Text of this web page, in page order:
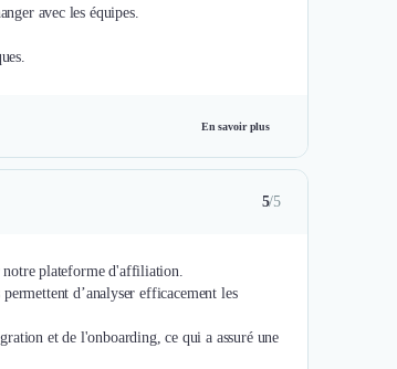
avec les équipes.
En savoir plus
5/5
notre plateforme d'affiliation.
d’analyser efficacement les
et de l'onboarding, ce qui a assuré une